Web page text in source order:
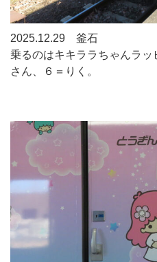
2025.12.29 釜石
乗るのはキキララちゃんラ
さん、６＝りく。